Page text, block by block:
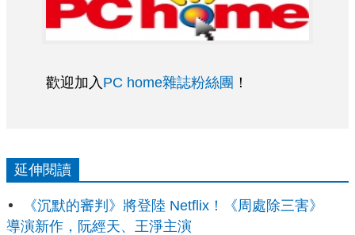
歡迎加入 PC home雜誌粉絲團 ！
延伸閱讀
《沉默的審判》將登陸 Netflix！《周處除三害》
導演新作，阮經天、王淨主演